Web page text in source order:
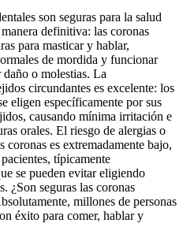
son seguras para la salud
definitiva: las coronas
para masticar y hablar,
de mordida y funcionar
daño o molestias. La
circundantes es excelente: los
eligen específicamente por sus
causando mínima irritación e
orales. El riesgo de alergias o
coronas es extremadamente bajo,
típicamente
se pueden evitar eligiendo
¿Son seguras las coronas
millones de personas
éxito para comer, hablar y